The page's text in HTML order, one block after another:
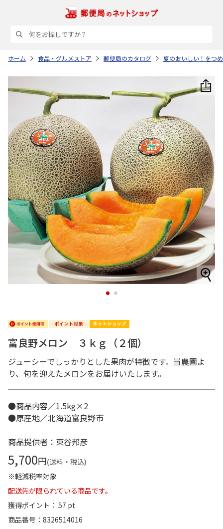
ホーム 食品・グルメストア 郵便局のカタログ 夏のおいしい！をつ
1 2
富良野メロン ３ｋｇ（２個）
ジューシーでしっかりとした果肉が特徴です。当農園よ
り、旬を迎えたメロンをお届けいたします。
●商品内容／1.5kg×2
●原産地／北海道富良野市
商品提供者：東谷邦彦
5,700円(送料・税込)
※軽減税率対象
配送先が限られている商品です。
獲得ポイント： 57 pt
商品番号
8326514016